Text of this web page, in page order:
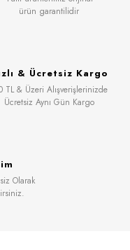
ürün garantilidir
& Ücretsiz Kargo
TL & Üzeri Alışverişlerinizde
Ücretsiz Aynı Gün Kargo
Olarak